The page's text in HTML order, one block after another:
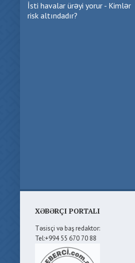
İsti havalar ürəyi yorur - Kimlər
risk altındadır?
XƏBƏRÇI PORTALI
Təsisçi və baş redaktor:
Tel:+994 55 670 70 88